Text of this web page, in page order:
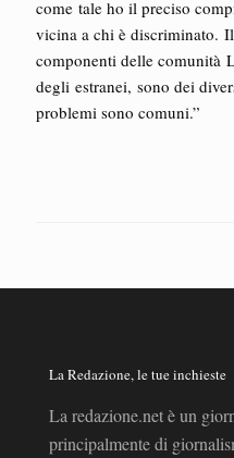
come tale ho il preciso
vicina a chi è discriminato.
componenti delle comunità
degli estranei, sono dei
problemi sono comuni.”
La Redazione, le tue inchieste
La redazione.net è un
principalmente di